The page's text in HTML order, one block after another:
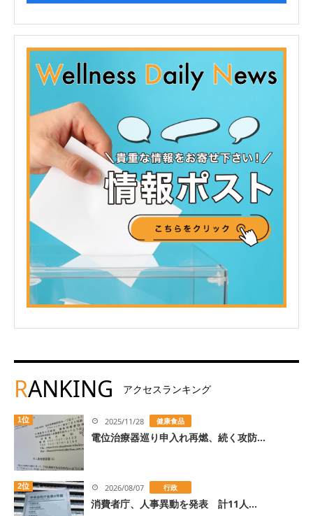
RANKING アクセスランキング
1位 2025/11/28 健康食品
電位治療器巡り申入れ再燃、続く攻防...
2位 2026/08/07 行政
消費者庁、人事異動を発表 計11人...